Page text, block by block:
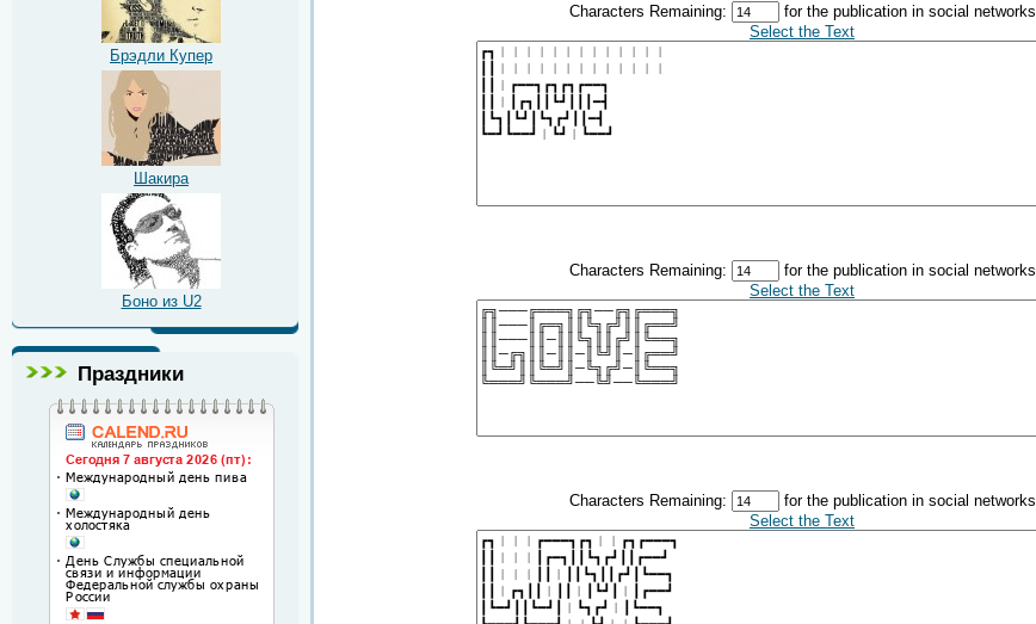
Брэдли Купер
Шакира
Боно из U2
Праздники
Characters Remaining:
for the publication in social networks
Select the Text
Characters Remaining:
for the publication in social networks
Select the Text
Characters Remaining:
for the publication in social networks
Select the Text